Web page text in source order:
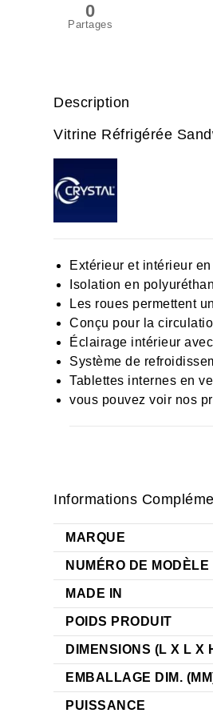
0
Partages
Description
Vitrine Réfrigérée
Extérieur et intérieur
Isolation en
Les roues permettent
Conçu pour la
Éclairage intérieur
Système de
Tablettes internes en
vous pouvez voir nos
Informations
MARQUE
NUMÉRO DE MODÈLE
MADE IN
POIDS PRODUIT
DIMENSIONS (L X L X
EMBALLAGE DIM.
PUISSANCE